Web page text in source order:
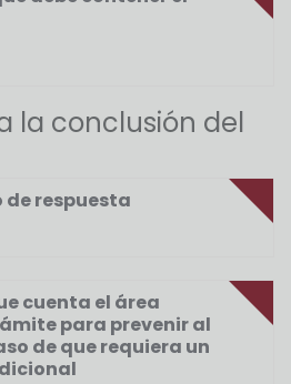
la conclusión del
de respuesta
cuenta el área
para prevenir al
de que requiera un